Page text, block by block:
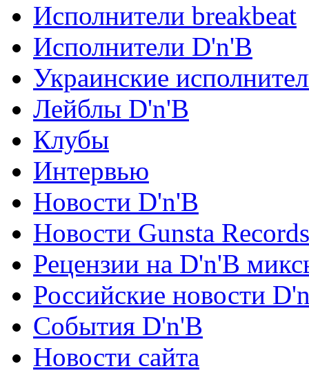
Исполнители breakbeat
Исполнители D'n'B
Украинские
Лейблы D'n'B
Клубы
Интервью
Новости D'n'B
Новости Gunsta Records
Рецензии на D'n'B
Российские новости
События D'n'B
Новости сайта